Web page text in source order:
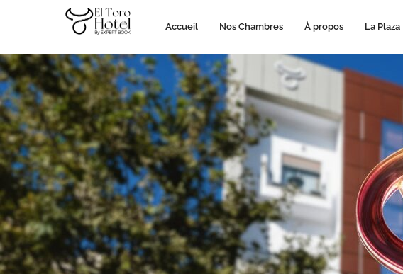
Accueil Nos Chambres À propos La Plaza